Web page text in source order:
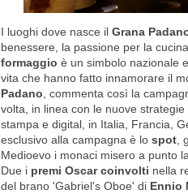
I luoghi dove nasce il Grana
benessere, la passione per la
formaggio è un simbolo nazionale
vita che hanno fatto innamorare il
Padano, commenta così la
volta, in linea con le nuove
stampa e digital, in Italia, Francia,
esclusivo alla campagna è lo spot,
Medioevo i monaci misero a punto
Due i premi Oscar coinvolti nella
del brano 'Gabriel's Oboe' di Ennio